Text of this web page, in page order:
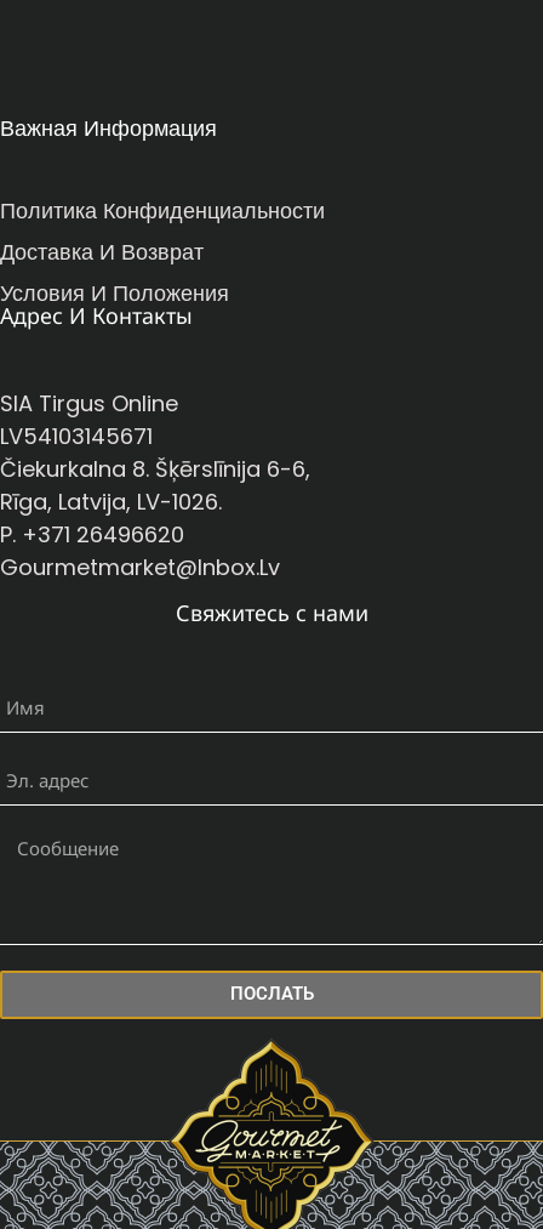
Важная Информация
Политика Конфиденциальности
Доставка И Возврат
Условия И Положения
Адрес И Контакты
SIA Tirgus Online
LV54103145671
Čiekurkalna 8. Šķērslīnija 6-6,
Rīga, Latvija, LV-1026.
P. +371 26496620
Gourmetmarket@inbox.lv
Свяжитесь с нами
ПОСЛАТЬ